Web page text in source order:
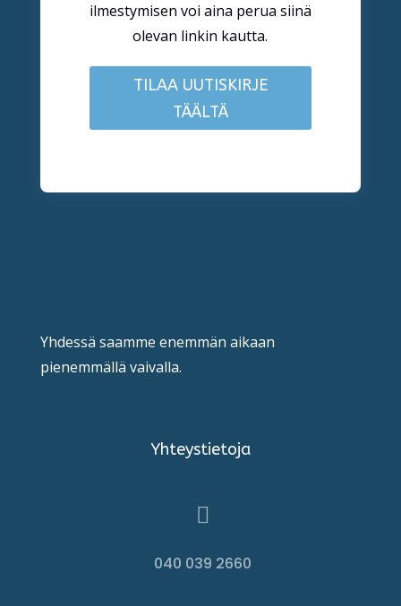
ilmestymisen voi aina perua siinä
olevan linkin kautta.
TILAA UUTISKIRJE
TÄÄLTÄ
Yhdessä saamme enemmän aikaan
pienemmällä vaivalla.
Yhteystietoja

040 039 2660